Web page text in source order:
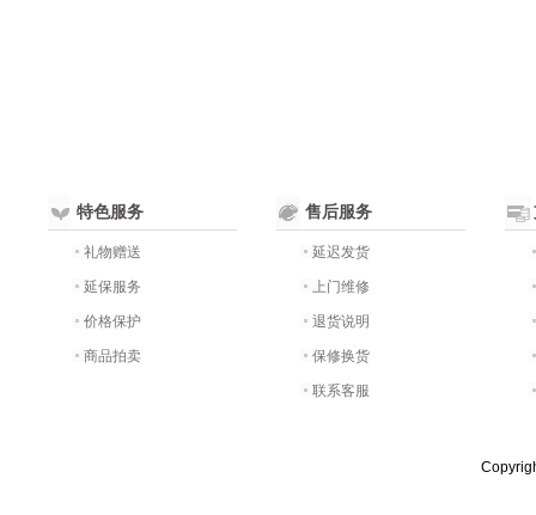
特色服务
礼物赠送
延保服务
价格保护
商品拍卖
售后服务
延迟发货
上门维修
退货说明
保修换货
联系客服